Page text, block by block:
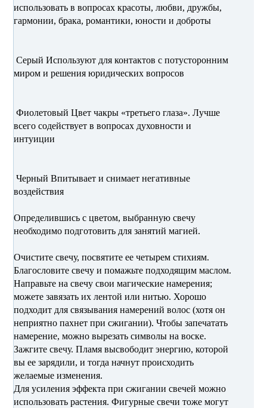
использовать в вопросах красоты, любви, дружбы,
гармонии, брака, романтики, юности и доброты
Серый Используют для контактов с потусторонним
миром и решения юридических вопросов
Фиолетовый Цвет чакры «третьего глаза». Лучше
всего содействует в вопросах духовности и
интуиции
Черный Впитывает и снимает негативные
воздействия
Определившись с цветом, выбранную свечу
необходимо подготовить для занятий магией.
Очистите свечу, посвятите ее четырем стихиям.
Благословите свечу и помажьте подходящим маслом.
Направьте на свечу свои магические намерения;
можете завязать их лентой или нитью. Хорошо
подходит для связывания намерений волос (хотя он
неприятно пахнет при сжигании). Чтобы запечатать
намерение, можно вырезать символы на воске.
Зажгите свечу. Пламя высвободит энергию, которой
вы ее зарядили, и тогда начнут происходить
желаемые изменения.
Для усиления эффекта при сжигании свечей можно
использовать растения. Фигурные свечи тоже могут